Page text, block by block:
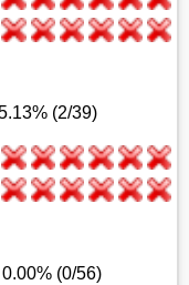
(2/39)
(0/56)